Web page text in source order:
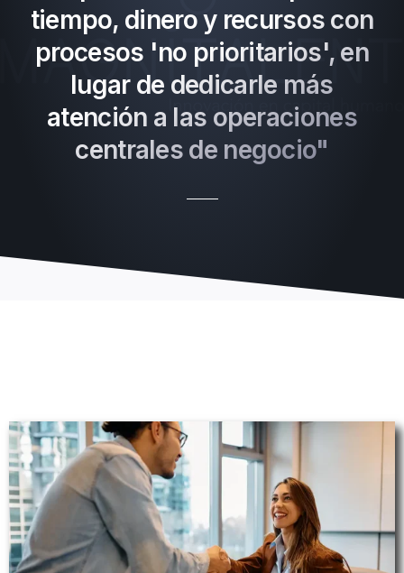
tiempo, dinero y recursos con
procesos 'no prioritarios', en
lugar de dedicarle más
atención a las operaciones
centrales de negocio"